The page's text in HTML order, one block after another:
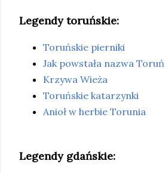
Legendy toruńskie:
Toruńskie pierniki
Jak powstała nazwa Toruń
Krzywa Wieża
Toruńskie katarzynki
Anioł w herbie Torunia
Legendy gdańskie: